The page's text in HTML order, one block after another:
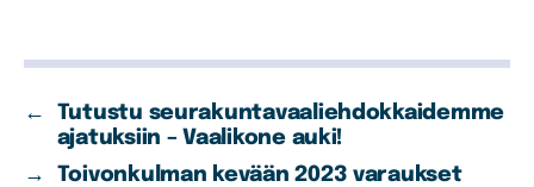
←
Tutustu seurakuntavaaliehdokkaidemme
ajatuksiin – Vaalikone auki!
→
Toivonkulman kevään 2023 varaukset